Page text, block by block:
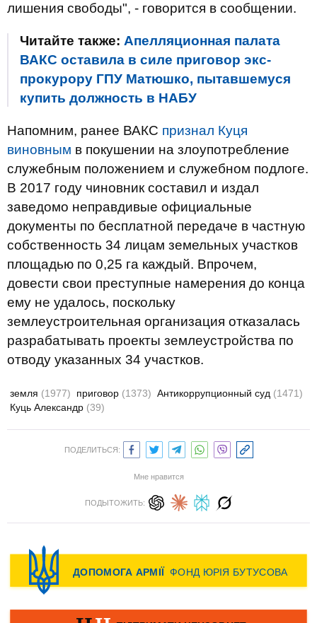
лишения свободы", - говорится в сообщении.
Читайте также: Апелляционная палата
ВАКС оставила в силе приговор экс-
прокурору ГПУ Матюшко, пытавшемуся
купить должность в НАБУ
Напомним, ранее ВАКС признал Куця
виновным в покушении на злоупотребление
служебным положением и служебном подлоге.
В 2017 году чиновник составил и издал
заведомо неправдивые официальные
документы по бесплатной передаче в частную
собственность 34 лицам земельных участков
площадью по 0,25 га каждый. Впрочем,
довести свои преступные намерения до конца
ему не удалось, поскольку
землеустроительная организация отказалась
разрабатывать проекты землеустройства по
отводу указанных 34 участков.
земля (1977) приговор (1373) Антикоррупционный суд (1471)
Куць Александр (39)
ПОДЕЛИТЬСЯ:
Мне нравится
ПОДЫТОЖИТЬ: